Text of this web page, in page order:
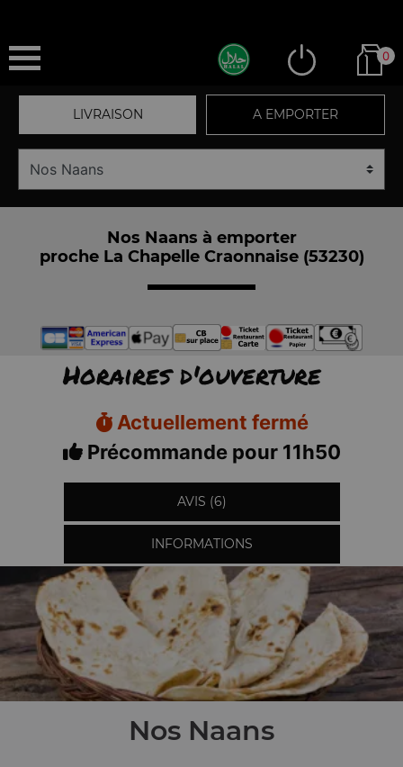
0
LIVRAISON A EMPORTER
Nos Naans à emporter
proche La Chapelle Craonnaise (53230)
Horaires d'ouverture
Actuellement fermé
Précommande pour 11h50
AVIS (6)
INFORMATIONS
Nos Naans